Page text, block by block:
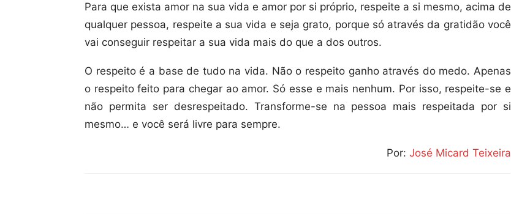
Para que exista amor na sua vida e amor por si próprio, respeite a si mesmo, acima de
qualquer pessoa, respeite a sua vida e seja grato, porque só através da gratidão você
vai conseguir respeitar a sua vida mais do que a dos outros.
O respeito é a base de tudo na vida. Não o respeito ganho através do medo. Apenas
o respeito feito para chegar ao amor. Só esse e mais nenhum. Por isso, respeite-se e
não permita ser desrespeitado. Transforme-se na pessoa mais respeitada por si
mesmo… e você será livre para sempre.
Por: José Micard Teixeira